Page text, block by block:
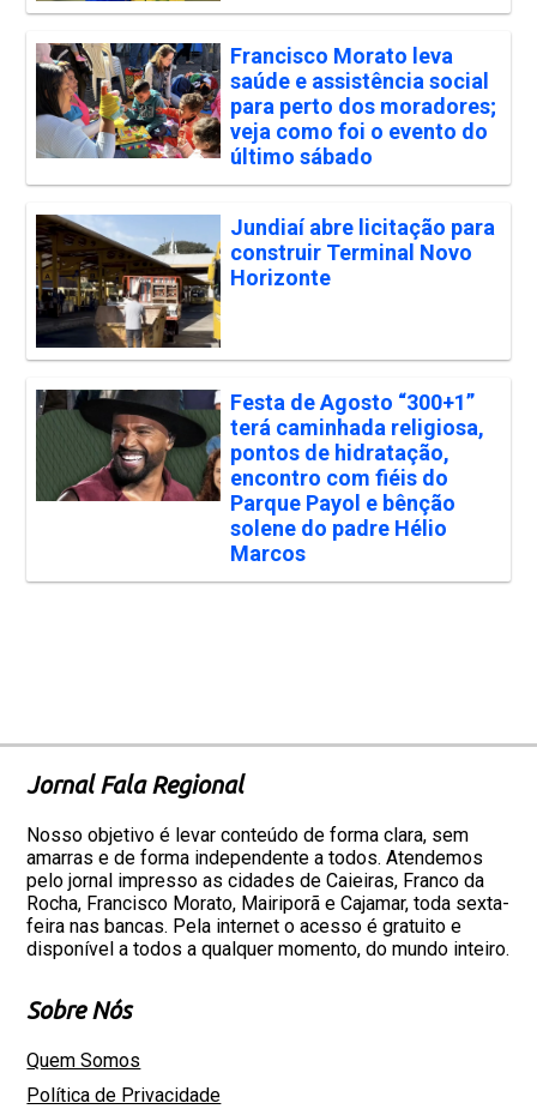
Francisco Morato leva
saúde e assistência social
para perto dos moradores;
veja como foi o evento do
último sábado
Jundiaí abre licitação para
construir Terminal Novo
Horizonte
Festa de Agosto “300+1”
terá caminhada religiosa,
pontos de hidratação,
encontro com fiéis do
Parque Payol e bênção
solene do padre Hélio
Marcos
Jornal Fala Regional
Nosso objetivo é levar conteúdo de forma clara, sem
amarras e de forma independente a todos. Atendemos
pelo jornal impresso as cidades de Caieiras, Franco da
Rocha, Francisco Morato, Mairiporã e Cajamar, toda sexta-
feira nas bancas. Pela internet o acesso é gratuito e
disponível a todos a qualquer momento, do mundo inteiro.
Sobre Nós
Quem Somos
Política de Privacidade